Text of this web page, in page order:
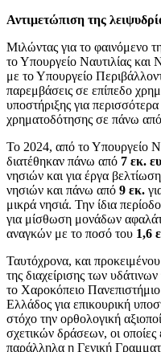
Αντιμετώπιση της
Μιλώντας για το φαινόμενο
το Υπουργείο Ναυτιλίας και
με το Υπουργείο
παρεμβάσεις σε επίπεδο
υποστήριξης για
χρηματοδότησης σε πάνω
Το 2024, από το Υπουργείο
διατέθηκαν πάνω από 7 εκ.
νησιών και για έργα
νησιών και πάνω από 9 εκ.
μικρά νησιά. Την ίδια
για μίσθωση μονάδων
αναγκών με το ποσό του 1,6
Ταυτόχρονα, και
της διαχείρισης των
το Χαροκόπειο Πανεπιστήμιο
Ελλάδος για επικουρική
στόχο την ορθολογική
σχετικών δράσεων, οι
παράλληλα η Γενική